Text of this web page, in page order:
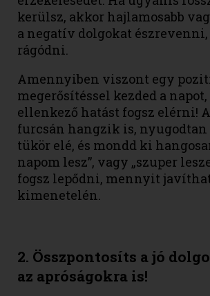
kerülsz, akkor hajlamosabb
a negatív dolgokat észrevenni,
rágódni.
Amennyiben viszont egy
megerősítéssel kezded a
ellenkező hatást fogsz elérni!
furcsán hangzik is, nyugodtan
tükör elé, és mondd ki
napom lesz”, vagy „szuper
fogsz lepődni, mennyit
kimenetelén.
2. Összpontosíts a jó
az apróságokra is!